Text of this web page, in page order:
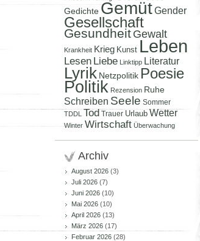
Gedichte GemütGender
Gesellschaft
Gesundheit Gewalt
Krankheit Krieg Kunst Leben
Lesen Liebe Linktipp Literatur
Lyrik Netzpolitik Poesie
Politik Rezension Ruhe
Schreiben Seele Sommer
TDDL Tod Trauer Urlaub Wetter
Winter Wirtschaft Überwachung
Archiv
August 2026 (3)
Juli 2026 (7)
Juni 2026 (10)
Mai 2026 (10)
April 2026 (13)
März 2026 (17)
Februar 2026 (28)